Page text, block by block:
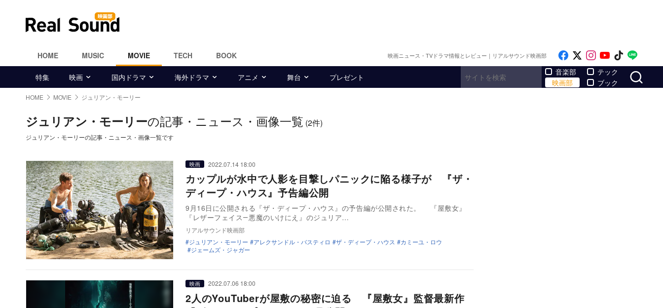
HOME MUSIC MOVIE TECH BOOK 映画ニュース・TVドラマ情報とレビュー｜リアルサウンド映画部 Like on Facebook
Follow on x
Follow on
Follow on
Follow
特集 映画 国内ドラマ 海外ドラマ アニメ 舞台 プレゼント
音楽部
映画部
テック
ブック
HOME MOVIE ジュリアン・モーリー
ジュリアン・モーリーの記事・ニュース・画像一覧 (2件)
ジュリアン・モーリーの記事・ニュース・画像一覧です
映画 2022.07.14 18:00
カップルが水中で人影を目撃しパニックに陥る様子が 『ザ・
ディープ・ハウス』予告編公開
9月16日に公開される『ザ・ディープ・ハウス』の予告編が公開された。 『屋敷女』
『レザーフェイス―悪魔のいけにえ』のジュリア…
リアルサウンド映画部
ジュリアン・モーリー
アレクサンドル・バスティロ ザ・ディープ・ハウス
カミーユ・ロウ
ジェームズ・ジャガー
映画 2022.07.06 18:00
2人のYouTuberが屋敷の秘密に迫る 『屋敷女』監督最新作